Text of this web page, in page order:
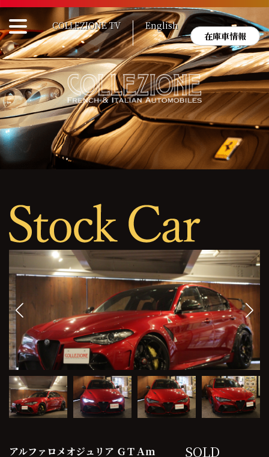
Skip
to
content
COLLEZIONE TV
English
在庫車情報
アルファロメオジュリア ＧＴＡｍ SOLD